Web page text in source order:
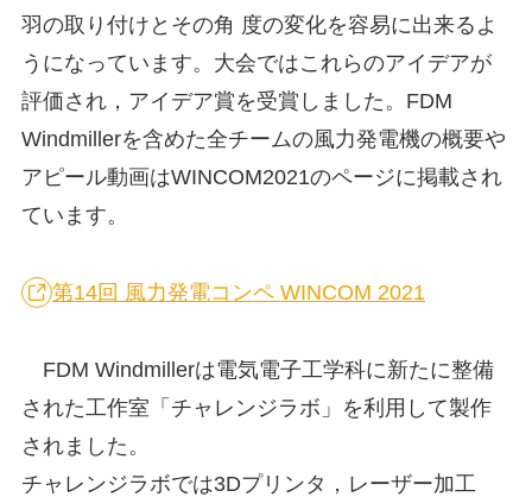
羽の取り付けとその角 度の変化を容易に出来るよ
うになっています。大会ではこれらのアイデアが
評価され，アイデア賞を受賞しました。FDM
Windmillerを含めた全チームの風力発電機の概要や
アピール動画はWINCOM2021のページに掲載され
ています。
第14回 風力発電コンペ WINCOM 2021
FDM Windmillerは電気電子工学科に新たに整備
された工作室「チャレンジラボ」を利用して製作
されました。
チャレンジラボでは3Dプリンタ，レーザー加工